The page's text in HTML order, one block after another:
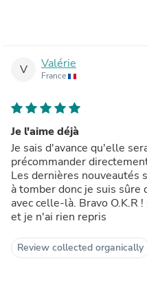
V Valérie
France
Je l'aime déjà
Je sais d'avance qu'elle
précommander
Les dernières nouveautés
à tomber donc je suis sûre
avec celle-là. Bravo O.K.R
et je n'ai rien repris
Review collected organically